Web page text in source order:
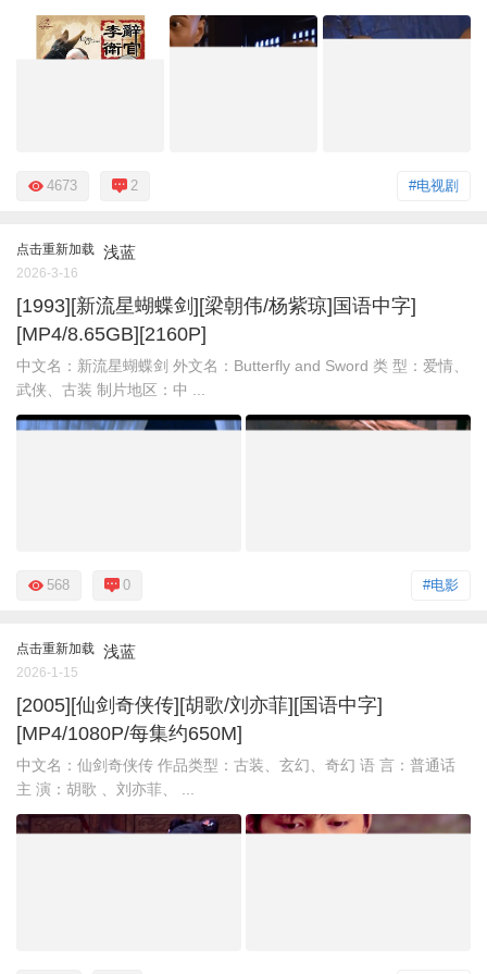
#电视剧
4673 2
点击重新加载 浅蓝
2026-3-16
[1993][新流星蝴蝶剑][梁朝伟/杨紫琼]国语中字]
[MP4/8.65GB][2160P]
中文名：新流星蝴蝶剑 外文名：Butterfly and Sword 类 型：爱情、
武侠、古装 制片地区：中 ...
#电影
568 0
点击重新加载 浅蓝
2026-1-15
[2005][仙剑奇侠传][胡歌/刘亦菲][国语中字]
[MP4/1080P/每集约650M]
中文名：仙剑奇侠传 作品类型：古装、玄幻、奇幻 语 言：普通话
主 演：胡歌 、刘亦菲、 ...